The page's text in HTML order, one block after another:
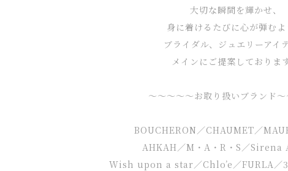
大切な瞬間を輝かせ、
身に着けるたびに心が弾むよ
ブライダル、ジュエリーアイ
メインにご提案しております
～～～～～お取り扱いブランド
BOUCHERON／CHAUMET／
AHKAH／M・A・R・S／
Wish upon a star／Chlo’e／FURLA